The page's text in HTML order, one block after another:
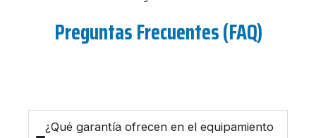
Preguntas Frecuentes (FAQ)
¿Qué garantía ofrecen en el equipamiento